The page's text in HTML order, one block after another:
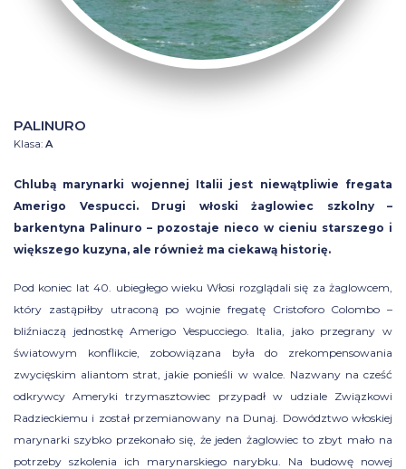
PALINURO
Klasa: A
Chlubą marynarki wojennej Italii jest niewątpliwie fregata
Amerigo Vespucci. Drugi włoski żaglowiec szkolny –
barkentyna Palinuro – pozostaje nieco w cieniu starszego i
większego kuzyna, ale również ma ciekawą historię.
Pod koniec lat 40. ubiegłego wieku Włosi rozglądali się za żaglowcem,
który zastąpiłby utraconą po wojnie fregatę Cristoforo Colombo –
bliźniaczą jednostkę Amerigo Vespucciego. Italia, jako przegrany w
światowym konflikcie, zobowiązana była do zrekompensowania
zwycięskim aliantom strat, jakie ponieśli w walce. Nazwany na cześć
odkrywcy Ameryki trzymasztowiec przypadł w udziale Związkowi
Radzieckiemu i został przemianowany na Dunaj. Dowództwo włoskiej
marynarki szybko przekonało się, że jeden żaglowiec to zbyt mało na
potrzeby szkolenia ich marynarskiego narybku. Na budowę nowej